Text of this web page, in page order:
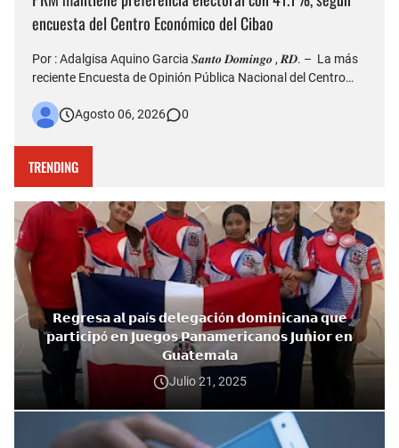
encuesta del Centro Económico del Cibao
Por : Adalgisa Aquino Garcia 𝑺𝒂𝒏𝒕𝒐 𝑫𝒐𝒎𝒊𝒏𝒈𝒐 , 𝑹𝑫. – La más
reciente Encuesta de Opinión Pública Nacional del Centro
Moderno (PRM) continúa siendo la organización política con
Agosto 06, 2026 0
TRENDING
𝗥𝗲𝗴𝗿𝗲𝘀𝗮 𝗮𝗹 𝗽𝗮í𝘀 𝗱𝗲𝗹𝗲𝗴𝗮𝗰𝗶ó𝗻 𝗱𝗼𝗺𝗶𝗻𝗶𝗰𝗮𝗻𝗮 𝗾𝘂𝗲
𝗽𝗮𝗿𝘁𝗶𝗰𝗶𝗽ó 𝗲𝗻 𝗝𝘂𝗲𝗴𝗼𝘀 𝗣𝗮𝗻𝗮𝗺𝗲𝗿𝗶𝗰𝗮𝗻𝗼𝘀 𝗝𝘂𝗻𝗶𝗼𝗿 𝗲𝗻
𝗚𝘂𝗮𝘁𝗲𝗺𝗮𝗹𝗮
Julio 21, 2025